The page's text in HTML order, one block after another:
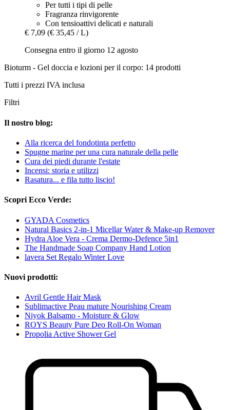
Per tutti i tipi di pelle
Fragranza rinvigorente
Con tensioattivi delicati e naturali
€ 7,09 (€ 35,45 / L)
Consegna entro il giorno 12 agosto
Bioturm - Gel doccia e lozioni per il corpo: 14 prodotti
Tutti i prezzi IVA inclusa
Filtri
Il nostro blog:
Alla ricerca del fondotinta perfetto
Spugne marine per una cura naturale della pelle
Cura dei piedi durante l'estate
Incensi: storia e utilizzi
Rasatura... e fila tutto liscio!
Scopri Ecco Verde:
GYADA Cosmetics
Natural Basics 2-in-1 Micellar Water & Make-up Remover
Hydra Aloe Vera - Crema Dermo-Defence 5in1
The Handmade Soap Company Hand Lotion
lavera Set Regalo Winter Love
Nuovi prodotti:
Avril Gentle Hair Mask
Sublimactive Peau mature Nourishing Cream
Niyok Balsamo - Moisture & Glow
ROYS Beauty Pure Deo Roll-On Woman
Propolia Active Shower Gel